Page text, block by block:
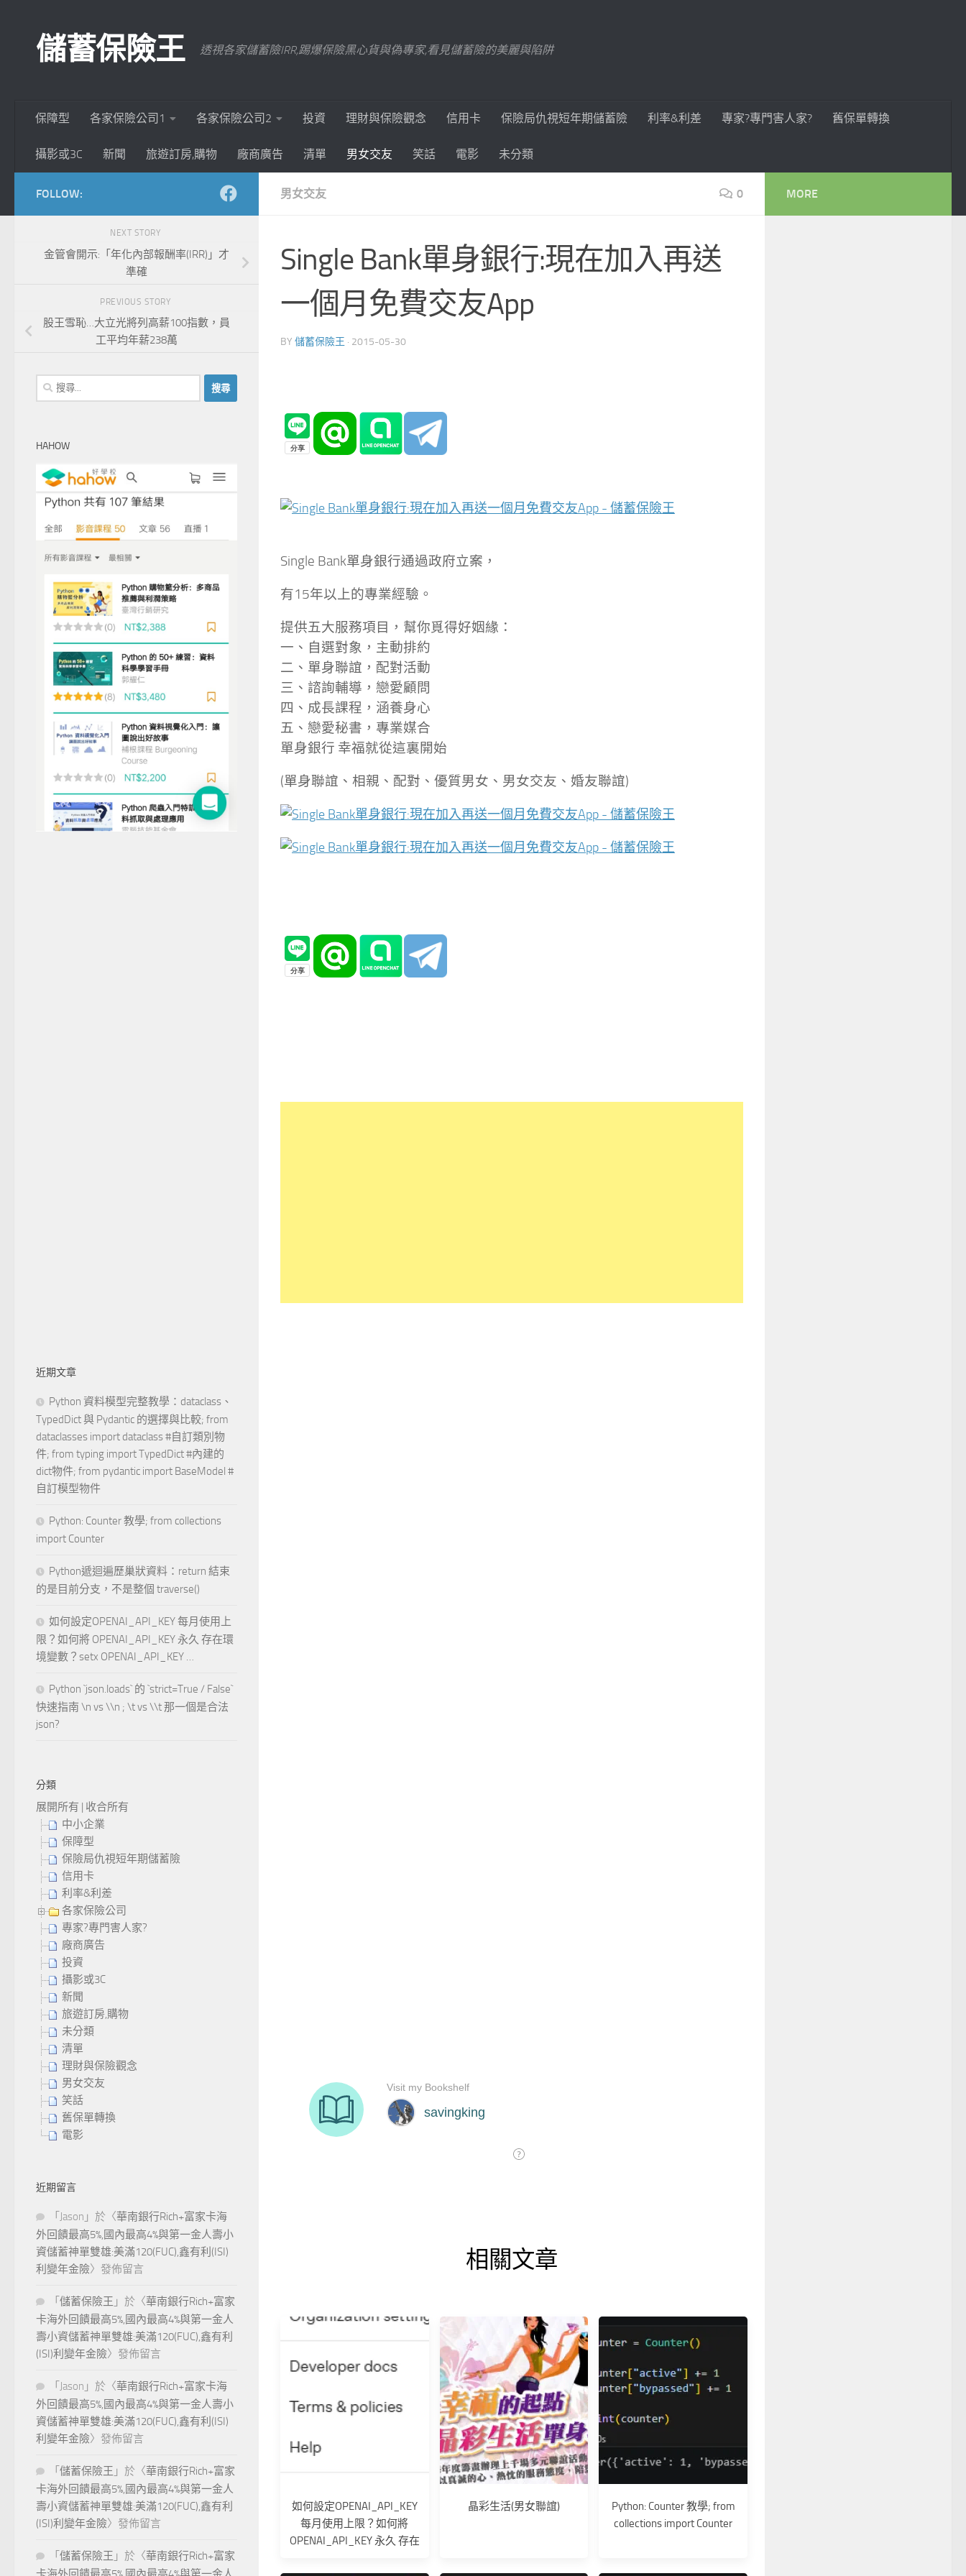
儲蓄保險王 透視各家儲蓄險IRR,踢爆保險黑心貨與偽專家,看見儲蓄險的美麗與陷阱
保障型 各家保險公司1 各家保險公司2 投資 理財與保險觀念 信用卡 保險局仇視短年期儲蓄險 利率&利差 專家?專門害人家? 舊保單轉換
攝影或3C 新聞 旅遊訂房,購物 廠商廣告 清單 男女交友 笑話 電影 未分類
男女交友 0
Single Bank單身銀行:現在加入再送
一個月免費交友App
BY 儲蓄保險王 · 2015-05-30
Single Bank單身銀行通過政府立案，
有15年以上的專業經驗。
提供五大服務項目，幫你覓得好姻緣：
一、自選對象，主動排約
二、單身聯誼，配對活動
三、諮詢輔導，戀愛顧問
四、成長課程，涵養身心
五、戀愛秘書，專業媒合
單身銀行 幸福就從這裏開始
(單身聯誼、相親、配對、優質男女、男女交友、婚友聯誼)
相關文章
如何設定OPENAI_API_KEY
每月使用上限？如何將
OPENAI_API_KEY 永久 存在
晶彩生活(男女聯誼)
Python: Counter 教學; from
collections import Counter
FOLLOW:
NEXT STORY
金管會開示:「年化內部報酬率(IRR)」才
準確
PREVIOUS STORY
股王雪恥…大立光將列高薪100指數，員
工平均年薪238萬
搜
尋
字:
HAHOW
近期文章
Python 資料模型完整教學：dataclass、
TypedDict 與 Pydantic 的選擇與比較; from
dataclasses import dataclass #自訂類別物
件; from typing import TypedDict #內建的
dict物件; from pydantic import BaseModel #
自訂模型物件
Python: Counter 教學; from collections
import Counter
Python遞迴遍歷巢狀資料：return 結束
的是目前分支，不是整個 traverse()
如何設定OPENAI_API_KEY 每月使用上
限？如何將 OPENAI_API_KEY 永久 存在環
境變數？setx OPENAI_API_KEY …
Python `json.loads` 的 `strict=True / False`
快速指南 \n vs \\n ; \t vs \\t 那一個是合法
json?
分類
展開所有 | 收合所有
中小企業
保障型
保險局仇視短年期儲蓄險
信用卡
利率&利差
各家保險公司
專家?專門害人家?
廠商廣告
投資
攝影或3C
新聞
旅遊訂房,購物
未分類
清單
理財與保險觀念
男女交友
笑話
舊保單轉換
電影
近期留言
「 Jason 」於〈華南銀行Rich+富家卡海
外回饋最高5%,國內最高4%與第一金人壽小
資儲蓄神單雙雄:美滿120(FUC),鑫有利(ISI)
利變年金險〉發佈留言
「 儲蓄保險王 」於〈華南銀行Rich+富家
卡海外回饋最高5%,國內最高4%與第一金人
壽小資儲蓄神單雙雄:美滿120(FUC),鑫有利
(ISI)利變年金險〉發佈留言
「 Jason 」於〈華南銀行Rich+富家卡海
外回饋最高5%,國內最高4%與第一金人壽小
資儲蓄神單雙雄:美滿120(FUC),鑫有利(ISI)
利變年金險〉發佈留言
「 儲蓄保險王 」於〈華南銀行Rich+富家
卡海外回饋最高5%,國內最高4%與第一金人
壽小資儲蓄神單雙雄:美滿120(FUC),鑫有利
(ISI)利變年金險〉發佈留言
「 儲蓄保險王 」於〈華南銀行Rich+富家
MORE